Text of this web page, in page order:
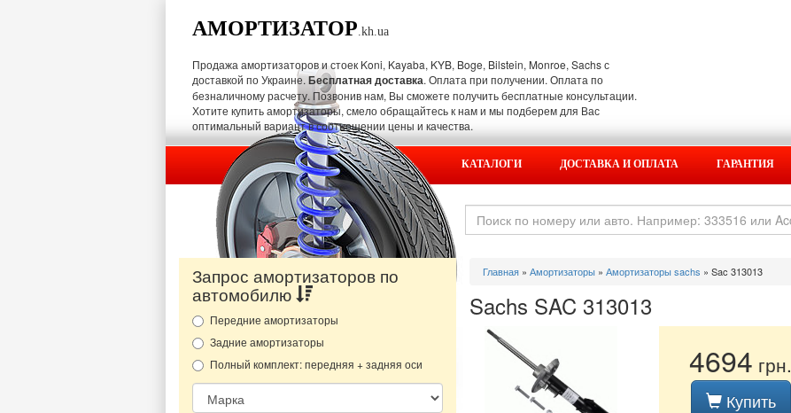
АМОРТИЗАТОР.kh.ua
Продажа амортизаторов и стоек Koni, Kayaba, KYB, Boge, Bilstein, Monroe, Sachs с
доставкой по Украине.Бесплатная доставка. Оплата при получении. Оплата по
безналичному расчету. Позвонив нам, Вы сможете получить бесплатные консультации.
Хотите купить амортизаторы, смело обращайтесь к нам и мы подберем для Вас
оптимальный вариант в соотношении цены и качества.
КАТАЛОГИ ДОСТАВКА И ОПЛАТА ГАРАНТИЯ
Запрос амортизаторов по
автомобилю
Передние амортизаторы
Задние амортизаторы
Полный комплект: передняя + задняя оси
Главная »Амортизаторы »Амортизаторы sachs » Sac 313013
Sachs SAC 313013
4694 грн.
Купить